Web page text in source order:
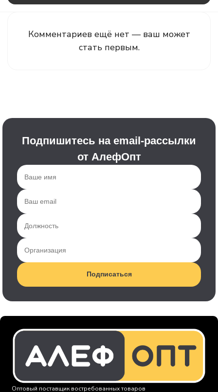
Комментариев ещё нет — ваш может
стать первым.
Подпишитесь на email-рассылки
от АлефОпт
Подписаться
Оптовый поставщик востребованных товаров